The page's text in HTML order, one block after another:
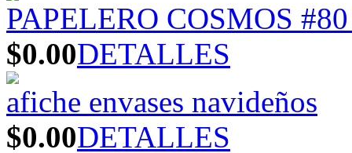
PAPELERO COSMOS
$0.00DETALLES
afiche envases navideños
$0.00DETALLES